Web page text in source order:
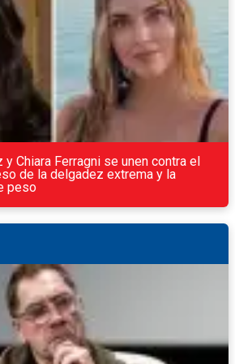
y Chiara Ferragni se unen contra el
de la delgadez extrema y la
peso